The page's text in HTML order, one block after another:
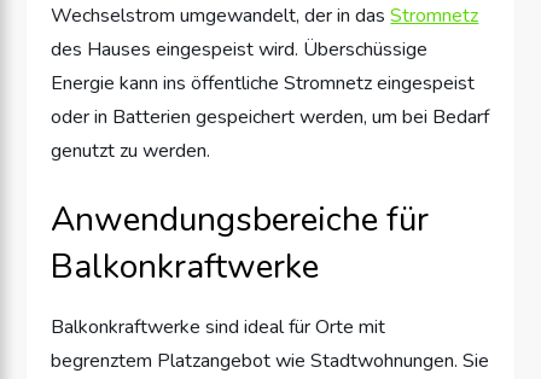
Wechselstrom umgewandelt, der in dasStromnetz
des Hauses eingespeist wird. Überschüssige
Energie kann ins öffentliche Stromnetz eingespeist
oder in Batterien gespeichert werden, um bei Bedarf
genutzt zu werden.
Anwendungsbereiche für
Balkonkraftwerke
Balkonkraftwerke sind ideal für Orte mit
begrenztem Platzangebot wie Stadtwohnungen. Sie